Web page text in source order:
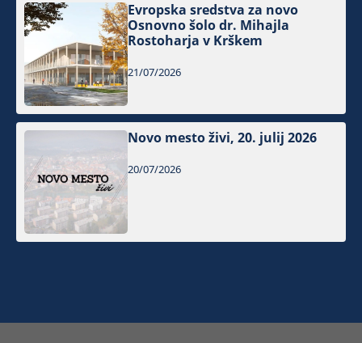
Evropska sredstva za novo
Osnovno šolo dr. Mihajla
Rostoharja v Krškem
21/07/2026
Novo mesto živi, 20. julij 2026
20/07/2026